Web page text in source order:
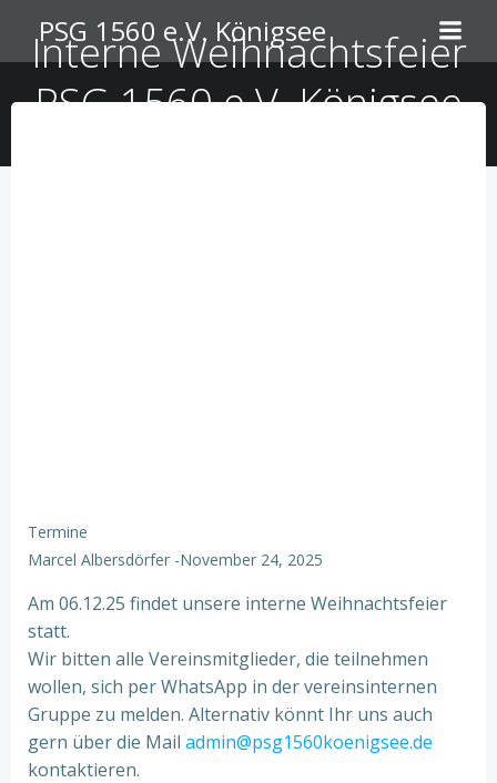
Inhalt
springen
PSG 1560 e.V. Königsee
Interne Weihnachtsfeier
PSG 1560 e.V. Königsee
Termine
Marcel Albersdörfer -November 24, 2025
Am 06.12.25 findet unsere interne Weihnachtsfeier
statt.
Wir bitten alle Vereinsmitglieder, die teilnehmen
wollen, sich per WhatsApp in der vereinsinternen
Gruppe zu melden. Alternativ könnt Ihr uns auch
gern über die Mail admin@psg1560koenigsee.de
kontaktieren.